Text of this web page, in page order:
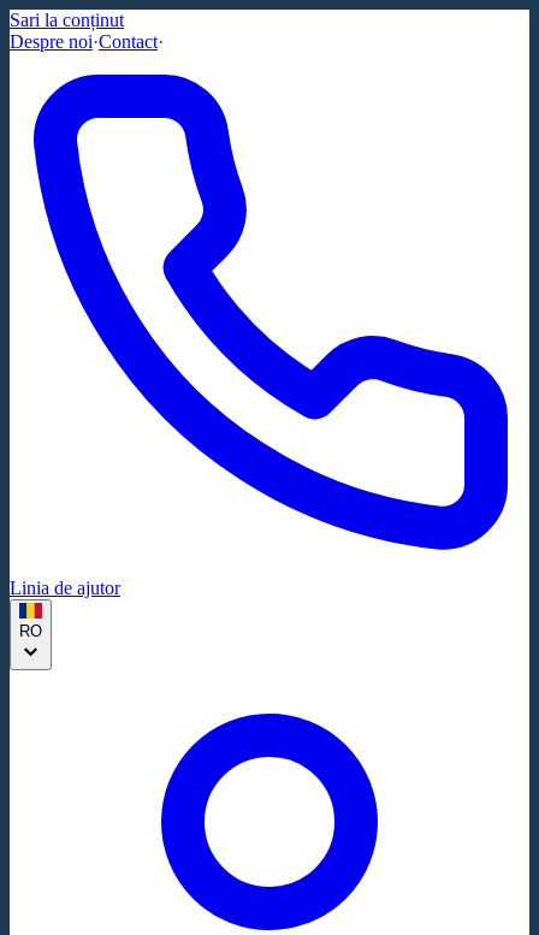
Sari la conținut
Despre noi·Contact·
Linia de ajutor
RO